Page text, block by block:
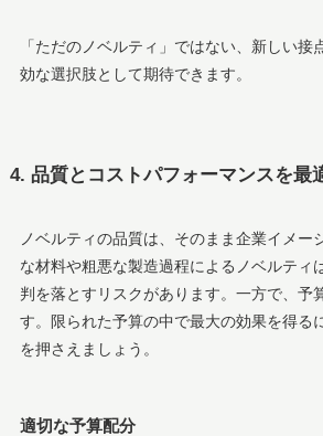
「ただのノベルティ」ではない、新しい接
効な選択肢として期待できます。
4. 品質とコストパフォーマンスを最
ノベルティの品質は、そのまま企業イメー
な材料や粗悪な製造過程によるノベルティ
判を落とすリスクがあります。一方で、予
す。限られた予算の中で最大の効果を得る
を押さえましょう。
適切な予算配分